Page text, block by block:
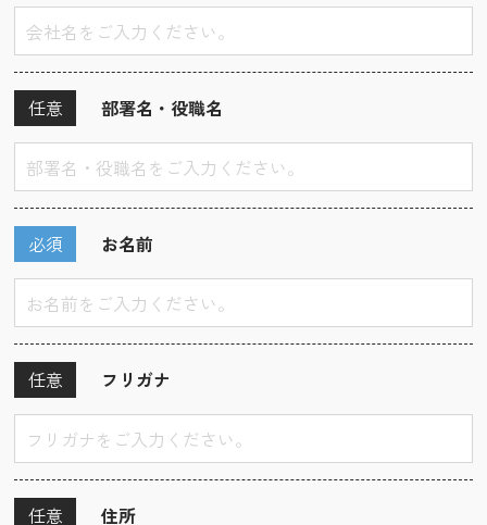
部署名・役職名
任意
お名前
必須
フリガナ
任意
住所
任意